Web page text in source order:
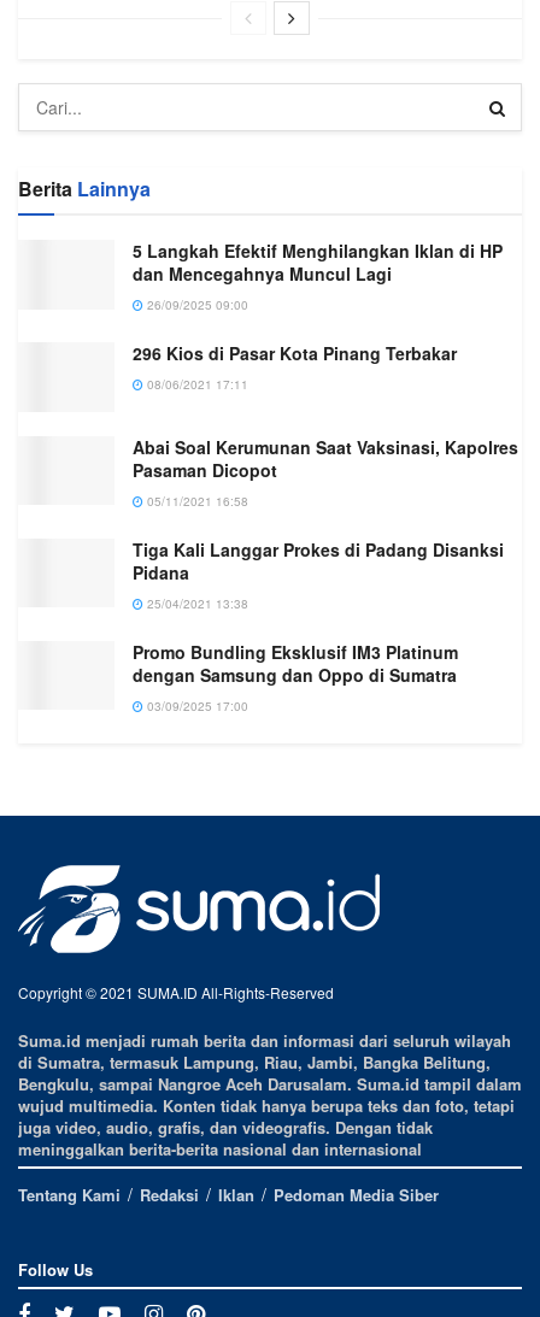
Berita Lainnya
5 Langkah Efektif Menghilangkan Iklan di HP
dan Mencegahnya Muncul Lagi
26/09/2025 09:00
296 Kios di Pasar Kota Pinang Terbakar
08/06/2021 17:11
Abai Soal Kerumunan Saat Vaksinasi, Kapolres
Pasaman Dicopot
05/11/2021 16:58
Tiga Kali Langgar Prokes di Padang Disanksi
Pidana
25/04/2021 13:38
Promo Bundling Eksklusif IM3 Platinum
dengan Samsung dan Oppo di Sumatra
03/09/2025 17:00
Copyright © 2021 SUMA.ID All-Rights-Reserved
Suma.id menjadi rumah berita dan informasi dari seluruh wilayah
di Sumatra, termasuk Lampung, Riau, Jambi, Bangka Belitung,
Bengkulu, sampai Nangroe Aceh Darusalam. Suma.id tampil dalam
wujud multimedia. Konten tidak hanya berupa teks dan foto, tetapi
juga video, audio, grafis, dan videografis. Dengan tidak
meninggalkan berita-berita nasional dan internasional
Tentang Kami
Redaksi Iklan Pedoman Media Siber
Follow Us